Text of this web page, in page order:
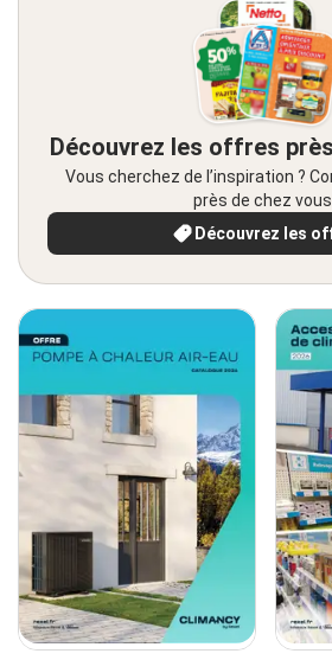
Découvrez les offres
Vous cherchez de l’inspiration ?
près de chez vous
Découvrez les